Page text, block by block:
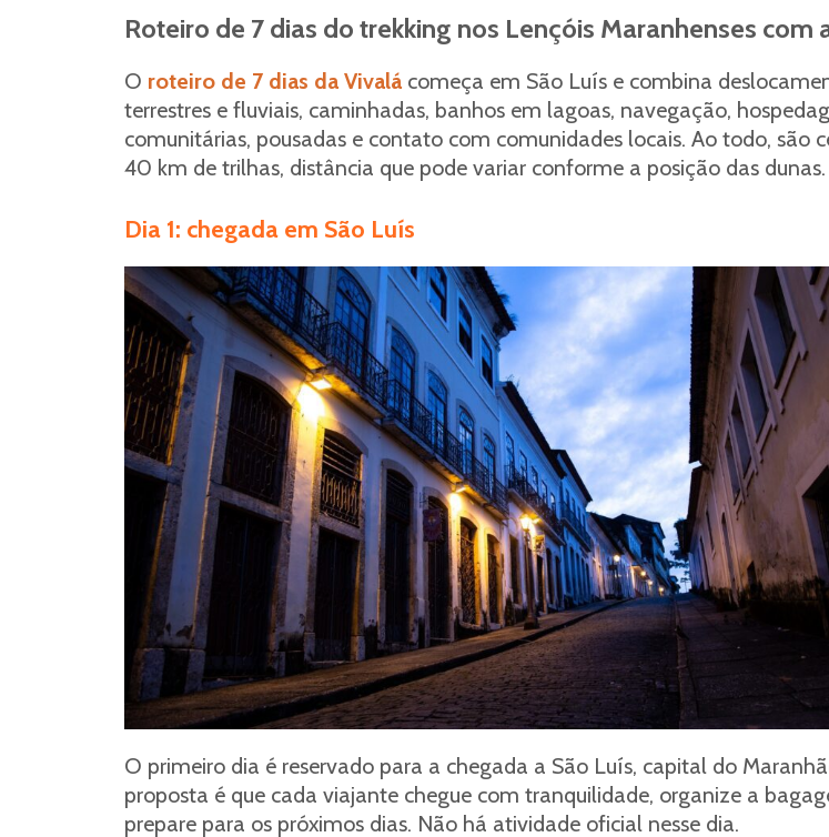
Roteiro de 7 dias do trekking nos Lençóis Maranhenses com
O roteiro de 7 dias da Vivalácomeça em São Luís e combina
terrestres e fluviais, caminhadas, banhos em lagoas, navegação,
comunitárias, pousadas e contato com comunidades locais. Ao todo, são
40 km de trilhas, distância que pode variar conforme a posição das dunas.
Dia 1: chegada em São Luís
O primeiro dia é reservado para a chegada a São Luís, capital do
proposta é que cada viajante chegue com tranquilidade, organize a
prepare para os próximos dias. Não há atividade oficial nesse dia.